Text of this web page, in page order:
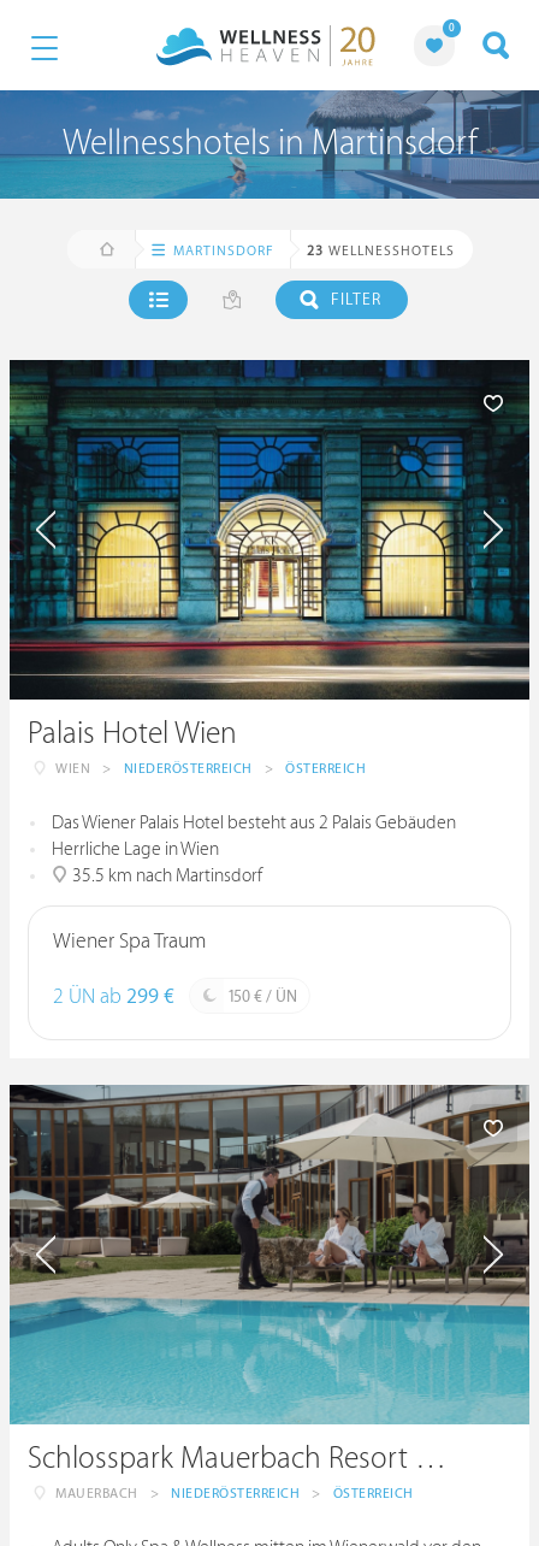
0
Wellnesshotels in Martinsdorf
MARTINSDORF 23 WELLNESSHOTELS
FILTER
Palais Hotel Wien
WIEN > NIEDERÖSTERREICH > ÖSTERREICH
Das Wiener Palais Hotel besteht aus 2 Palais Gebäuden
Herrliche Lage in Wien
35.5 km nach Martinsdorf
Wiener Spa Traum
2 ÜN ab 299 € 150 € / ÜN
Schlosspark Mauerbach Resort & Spa
MAUERBACH > NIEDERÖSTERREICH > ÖSTERREICH